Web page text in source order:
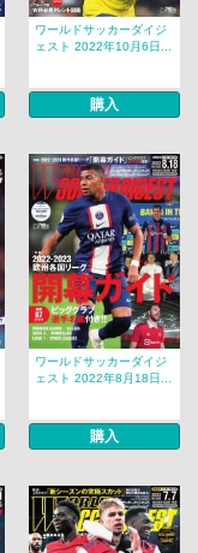
ワールドサッカーダイジ
ェスト 2022年10月6日...
購入
ワールドサッカーダイジ
ェスト 2022年8月18日...
購入